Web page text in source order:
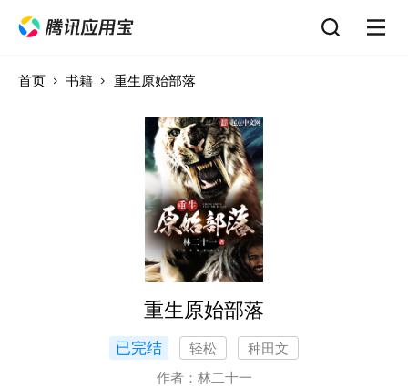
首页 书籍 重生原始部落
重生原始部落
已完结 轻松
种田文
作者： 林二十一